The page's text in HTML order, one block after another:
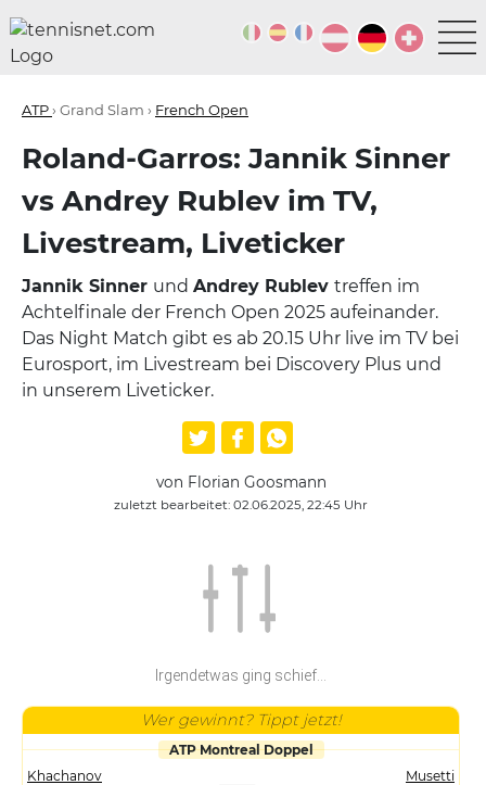
ATP› Grand Slam › French Open
Roland-Garros: Jannik Sinner
vs Andrey Rublev im TV,
Livestream, Liveticker
Jannik Sinner und Andrey Rublev treffen im
Achtelfinale der French Open 2025 aufeinander.
Das Night Match gibt es ab 20.15 Uhr live im TV bei
Eurosport, im Livestream bei Discovery Plus und
in unserem Liveticker.
von Florian Goosmann
zuletzt bearbeitet: 02.06.2025, 22:45 Uhr
Irgendetwas ging schief...
Wer gewinnt? Tippt jetzt!
ATP Montreal Doppel
Khachanov
Musetti